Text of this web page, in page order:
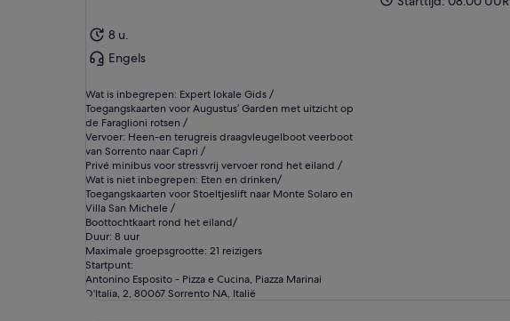
8 u.
Engels
Wat is inbegrepen: Expert lokale Gids /
Toegangskaarten voor Augustus’ Garden met uitzicht op
de Faraglioni rotsen /
Vervoer: Heen-en terugreis draagvleugelboot veerboot
van Sorrento naar Capri /
Privé minibus voor stressvrij vervoer rond het eiland /
Wat is niet inbegrepen: Eten en drinken/
Toegangskaarten voor Stoeltjeslift naar Monte Solaro en
Villa San Michele /
Boottochtkaart rond het eiland/
Duur: 8 uur
Maximale groepsgrootte: 21 reizigers
Startpunt:
Antonino Esposito - Pizza e Cucina, Piazza Marinai
D'Italia, 2, 80067 Sorrento NA, Italië